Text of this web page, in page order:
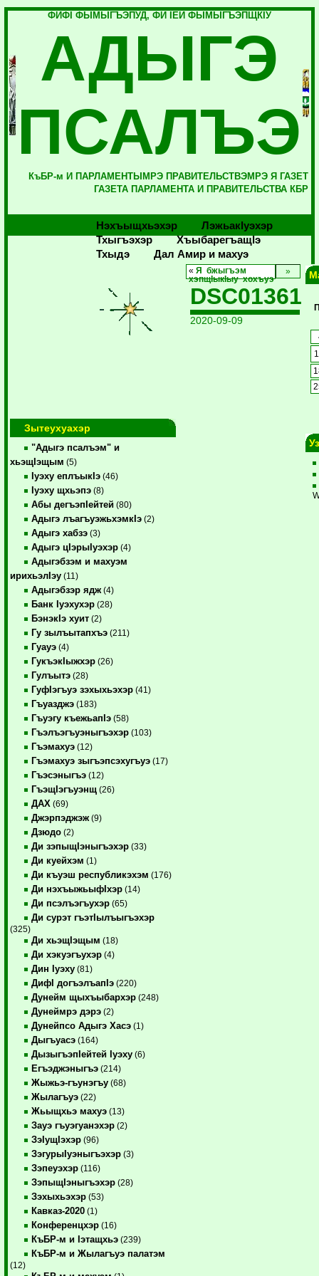
ФИФI ФЫМЫГЪЭПУД, ФИ IЕЙ ФЫМЫГЪЭПЩКIУ
АДЫГЭ
ПСАЛЪЭ
КъБР-м И ПАРЛАМЕНТЫМРЭ ПРАВИТЕЛЬСТВЭМРЭ Я ГАЗЕТ
ГАЗЕТА ПАРЛАМЕНТА И ПРАВИТЕЛЬСТВА КБР
Нэхъыщхьэхэр
Лэжьакlуэхэр
Тхыгъэхэр
Хъыбарегъащlэ
Тхыдэ
Дал Амир и махуэ
Зытеухуахэр
"Адыгэ псалъэм" и
хьэщIэщым (5)
Iуэху еплъыкIэ (46)
Iуэху щхьэпэ (8)
Абы дегъэпIейтей (80)
Адыгэ лъагъуэжьхэмкIэ (2)
Адыгэ хабзэ (3)
Адыгэ цIэрыIуэхэр (4)
Адыгэбзэм и махуэм
ирихьэлIэу (11)
Адыгэбзэр ядж (4)
Банк Iуэхухэр (28)
БэнэкIэ хуит (2)
Гу зылъытапхъэ (211)
Гуауэ (4)
ГукъэкIыжхэр (26)
Гулъытэ (28)
ГуфIэгъуэ зэхыхьэхэр (41)
Гъуазджэ (183)
Гъуэгу къежьапIэ (58)
Гъэлъэгъуэныгъэхэр (103)
Гъэмахуэ (12)
Гъэмахуэ зыгъэпсэхугъуэ (17)
Гъэсэныгъэ (12)
ГъэщIэгъуэнщ (26)
ДАХ (69)
Джэрпэджэж (9)
Дзюдо (2)
Ди зэпыщIэныгъэхэр (33)
Ди куейхэм (1)
Ди къуэш республикэхэм (176)
Ди нэхъыжьыфIхэр (14)
Ди псэлъэгъухэр (65)
Ди сурэт гъэтIылъыгъэхэр
(325)
Ди хьэщIэщым (18)
Ди хэкуэгъухэр (4)
Дин Iуэху (81)
ДифI догъэлъапIэ (220)
Дунейм щыхъыбархэр (248)
Дунеймрэ дэрэ (2)
Дунейпсо Адыгэ Хасэ (1)
Дыгъуасэ (164)
ДызыгъэпIейтей Iуэху (6)
Егъэджэныгъэ (214)
Жыжьэ-гъунэгъу (68)
Жылагъуэ (22)
Жьыщхьэ махуэ (13)
Зауэ гъуэгуанэхэр (2)
ЗэIущIэхэр (96)
ЗэгурыIуэныгъэхэр (3)
Зэпеуэхэр (116)
ЗэпыщIэныгъэхэр (28)
Зэхыхьэхэр (53)
Кавказ-2020 (1)
Конференцхэр (16)
КъБР-м и Iэтащхьэ (239)
КъБР-м и Жылагъуэ палатэм
(12)
«Я бжыгъэм
хэпщIыкIыу хохъуэ
DSC01361
2020-09-09